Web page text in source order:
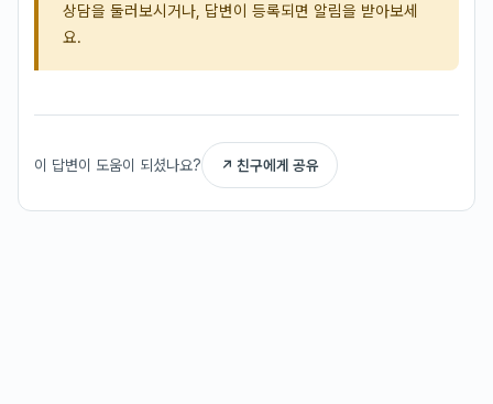
상담을 둘러보시거나, 답변이 등록되면 알림을 받아보세
요.
이 답변이 도움이 되셨나요? ↗ 친구에게 공유